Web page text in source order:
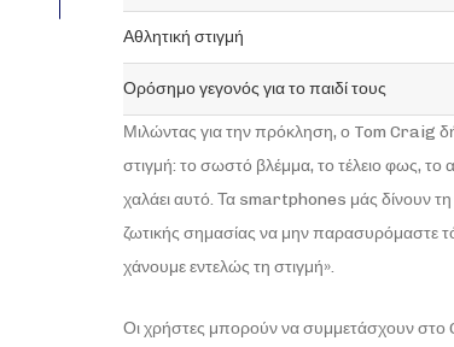
Αθλητική στιγμή
Ορόσημο γεγονός για το παιδί τους
Μιλώντας για την πρόκληση, ο Tom Craig
στιγμή: το σωστό βλέμμα, το τέλειο φως, το
χαλάει αυτό. Τα smartphones μάς δίνουν τη
ζωτικής σημασίας να μην παρασυρόμαστε
χάνουμε εντελώς τη στιγμή».
Οι χρήστες μπορούν να συμμετάσχουν